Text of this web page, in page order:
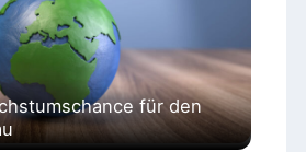
für den